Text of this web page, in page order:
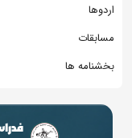
اردوها
مسابقات
بخشنامه ها